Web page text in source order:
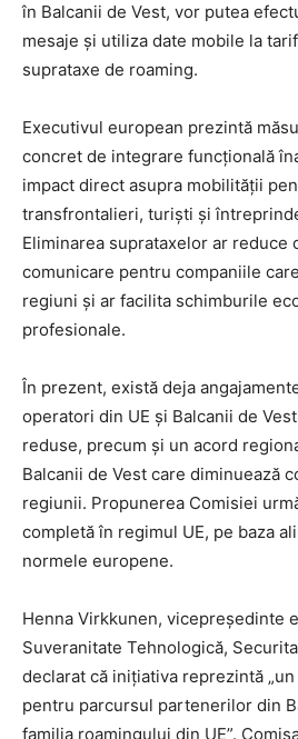
în Balcanii de Vest, vor putea
mesaje și utiliza date mobile la
suprataxe de roaming.
Executivul european prezintă
concret de integrare funcțională
impact direct asupra mobilității
transfrontalieri, turiști și
Eliminarea suprataxelor ar reduce
comunicare pentru companiile
regiuni și ar facilita schimburile
profesionale.
În prezent, există deja
operatori din UE și Balcanii de
reduse, precum și un acord
Balcanii de Vest care diminuează
regiunii. Propunerea Comisiei
completă în regimul UE, pe baza
normele europene.
Henna Virkkunen, vicepreședinte
Suveranitate Tehnologică,
declarat că inițiativa reprezintă
pentru parcursul partenerilor din
familia roamingului din UE”.